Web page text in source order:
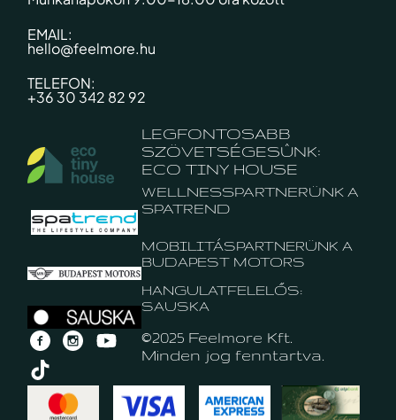
EMAIL:
hello@feelmore.hu
TELEFON:
+36 30 342 82 92
LEGFONTOSABB
SZÖVETSÉGESÛNK:
ECO TINY HOUSE
WELLNESSPARTNERÜNK A
SPATREND
MOBILITÁSPARTNERÜNK A
BUDAPEST MOTORS
HANGULATFELELŐS:
SAUSKA
©2025 Feelmore Kft.
Minden jog fenntartva.